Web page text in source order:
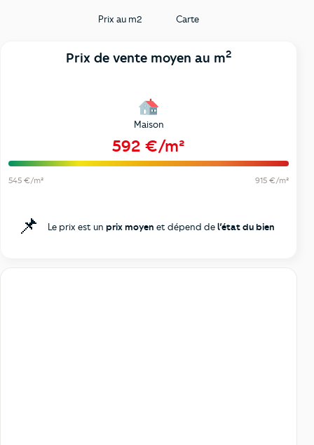
Prix au m2 Carte
Prix de vente moyen au m2
Maison
592 €/m²
545 €/m² 915 €/m²
📌 Le prix est un prix moyen et dépend del’état du bien